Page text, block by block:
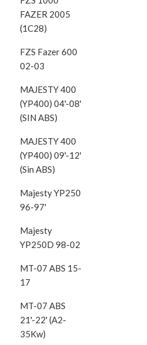
FAZER 2005
(1C28)
FZS Fazer 600
02-03
MAJESTY 400
(YP400) 04'-08'
(SIN ABS)
MAJESTY 400
(YP400) 09'-12'
(Sin ABS)
Majesty YP250
96-97'
Majesty
YP250D 98-02
MT-07 ABS 15-
17
MT-07 ABS
21'-22' (A2-
35Kw)